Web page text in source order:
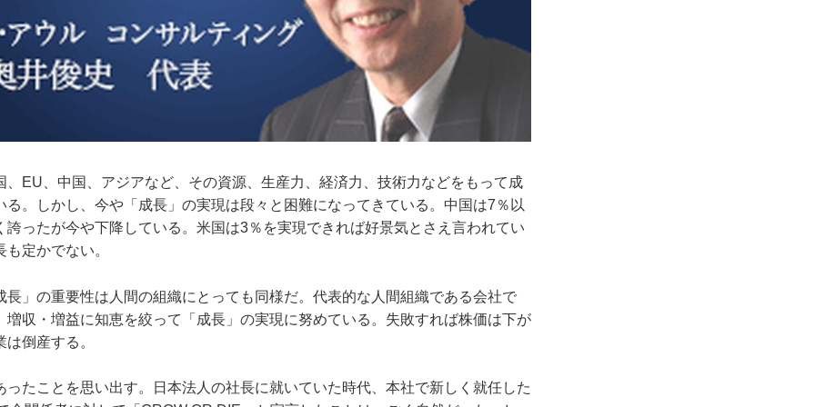
、EU、中国、アジアなど、その資源、生産力、経済力、技術力などをもって成
る。しかし、今や「成長」の実現は段々と困難になってきている。中国は7％以
誇ったが今や下降している。米国は3％を実現できれば好景気とさえ言われてい
定かでない。
長」の重要性は人間の組織にとっても同様だ。代表的な人間組織である会社で
増収・増益に知恵を絞って「成長」の実現に努めている。失敗すれば株価は下が
倒産する。
ったことを思い出す。日本法人の社長に就いていた時代、本社で新しく就任した